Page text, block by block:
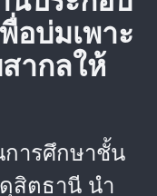
อบ่มเพาะ
ากลให้
ารศึกษาชั้น
สิตธานี นำ